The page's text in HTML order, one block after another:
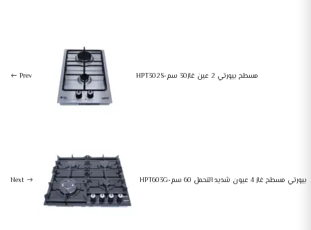
Prev HPT302S-مسطح بيورتي 2 عين غاز30 سم
Next HPT603G-بيورتي مسطح غاز 4 عيون شديد التحمل 60 سم